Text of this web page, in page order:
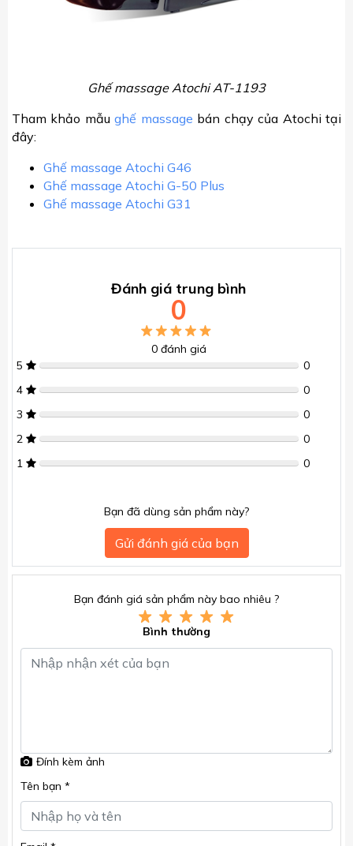
Ghế massage Atochi AT-1193
Tham khảo mẫughế massage bán chạy của Atochi tại
đây:
Ghế massage Atochi G46
Ghế massage Atochi G-50 Plus
Ghế massage Atochi G31
Đánh giá trung bình
0
0đánh giá
5
0
4
0
3
0
2
0
1
0
Bạn đã dùng sản phẩm này?
Gửi đánh giá của bạn
Bạn đánh giá sản phẩm này bao nhiêu ?
Bình thường
Đính kèm ảnh
Tên bạn *